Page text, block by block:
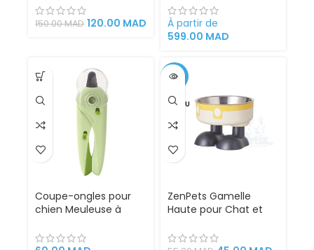
Petit Canard Jaune
150.00MAD 120.00 MAD
avec Minuterie
Programmable 4L
À partir de
599.00 MAD
Coupe-ongles pour
chien Meuleuse à
de compagnie Griffe
-18%
VENDU
ZenPets Gamelle
Haute pour Chat et
Ergonomique en Inox,